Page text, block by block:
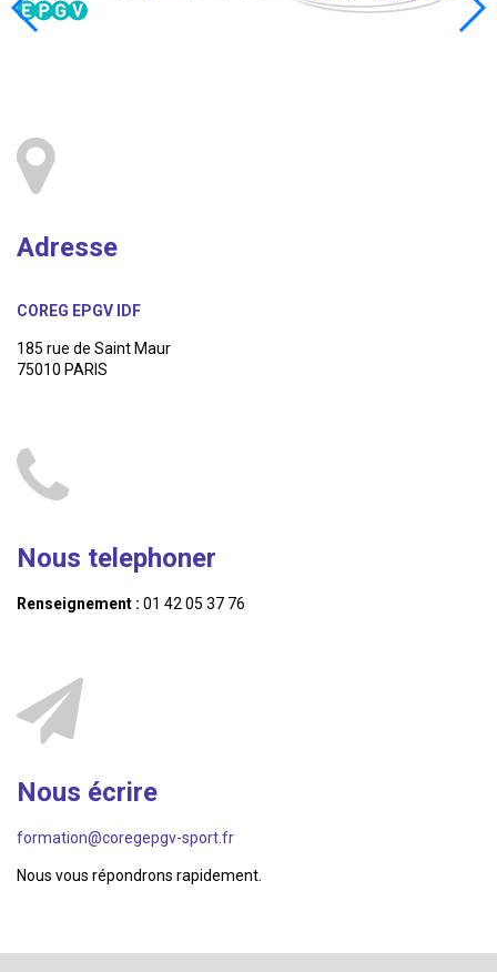
Adresse
COREG EPGV IDF
185 rue de Saint Maur
75010 PARIS
Nous telephoner
Renseignement : 01 42 05 37 76
Nous écrire
formation@coregepgv-sport.fr
Nous vous répondrons rapidement.